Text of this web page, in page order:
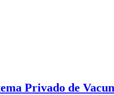
Privado de